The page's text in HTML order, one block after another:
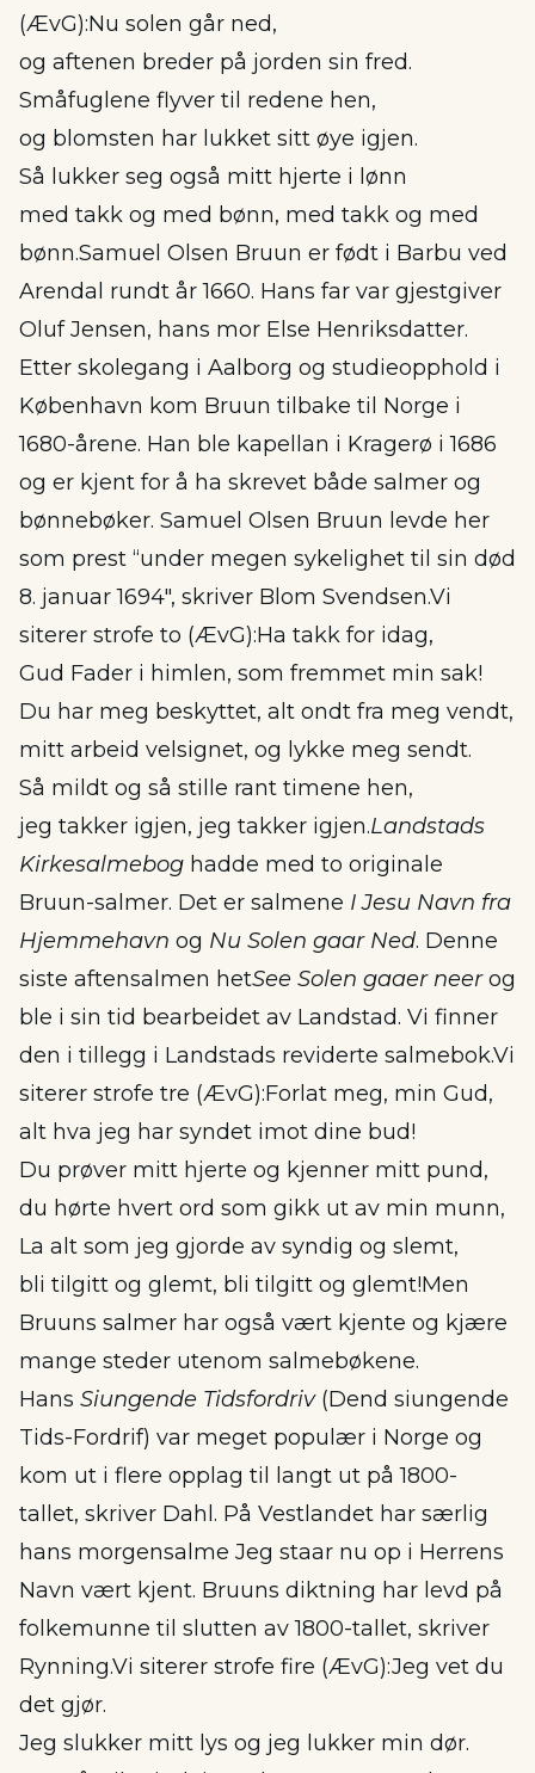
(ÆvG):Nu solen går ned,
og aftenen breder på jorden sin fred.
Småfuglene flyver til redene hen,
og blomsten har lukket sitt øye igjen.
Så lukker seg også mitt hjerte i lønn
med takk og med bønn, med takk og med
bønn.Samuel Olsen Bruun er født i Barbu ved
Arendal rundt år 1660. Hans far var gjestgiver
Oluf Jensen, hans mor Else Henriksdatter.
Etter skolegang i Aalborg og studieopphold i
København kom Bruun tilbake til Norge i
1680-årene. Han ble kapellan i Kragerø i 1686
og er kjent for å ha skrevet både salmer og
bønnebøker. Samuel Olsen Bruun levde her
som prest “under megen sykelighet til sin død
8. januar 1694″, skriver Blom Svendsen.Vi
siterer strofe to (ÆvG):Ha takk for idag,
Gud Fader i himlen, som fremmet min sak!
Du har meg beskyttet, alt ondt fra meg vendt,
mitt arbeid velsignet, og lykke meg sendt.
Så mildt og så stille rant timene hen,
jeg takker igjen, jeg takker igjen.Landstads
Kirkesalmebog hadde med to originale
Bruun-salmer. Det er salmene I Jesu Navn fra
Hjemmehavn og Nu Solen gaar Ned. Denne
siste aftensalmen hetSee Solen gaaer neerog
ble i sin tid bearbeidet av Landstad. Vi finner
den i tillegg i Landstads reviderte salmebok.Vi
siterer strofe tre (ÆvG):Forlat meg, min Gud,
alt hva jeg har syndet imot dine bud!
Du prøver mitt hjerte og kjenner mitt pund,
du hørte hvert ord som gikk ut av min munn,
La alt som jeg gjorde av syndig og slemt,
bli tilgitt og glemt, bli tilgitt og glemt!Men
Bruuns salmer har også vært kjente og kjære
mange steder utenom salmebøkene.
Hans Siungende Tidsfordriv(Dend siungende
Tids-Fordrif) var meget populær i Norge og
kom ut i flere opplag til langt ut på 1800-
tallet, skriver Dahl. På Vestlandet har særlig
hans morgensalme Jeg staar nu op i Herrens
Navn vært kjent. Bruuns diktning har levd på
folkemunne til slutten av 1800-tallet, skriver
Rynning.Vi siterer strofe fire (ÆvG):Jeg vet du
det gjør.
Jeg slukker mitt lys og jeg lukker min dør.